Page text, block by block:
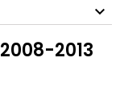
2013